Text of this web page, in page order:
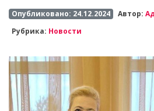
Опубликовано: 24.12.2024 Автор:
Рубрика: Новости